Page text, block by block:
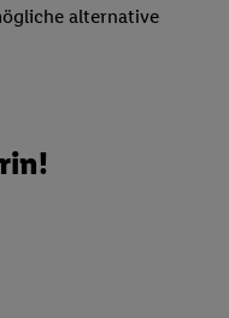
alternative